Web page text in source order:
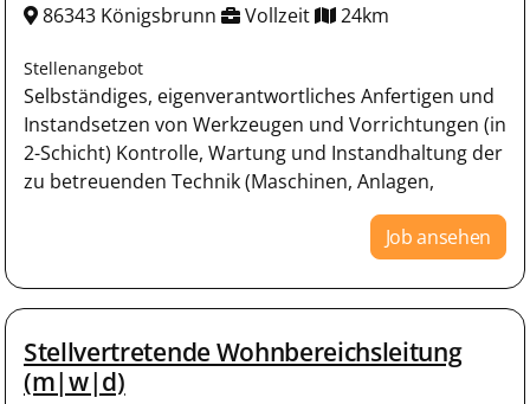
86343 Königsbrunn Vollzeit 24km
Stellenangebot
Selbständiges, eigenverantwortliches Anfertigen und
Instandsetzen von Werkzeugen und Vorrichtungen (in
2-Schicht) Kontrolle, Wartung und Instandhaltung der
zu betreuenden Technik (Maschinen, Anlagen,
Job ansehen
Stellvertretende Wohnbereichsleitung
(m|w|d)